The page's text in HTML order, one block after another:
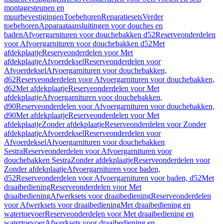
montagesteunen en
muurbevestigingenToebehorenReparatiesetsVerder
toebehorenApparaataansluitingen voor douches en
badenAfvoergarnituren voor douchebakken d52Reserveonderdelen
voor Afvoergarnituren voor douchebakken d52Met
afdekplaatjeReserveonderdelen voor Met
afdekplaatjeAfvoerdekselReserveonderdelen voor
AfvoerdekselAfvoergarnituren voor douchebakken,
d62Reserveonderdelen voor Afvoergarnituren voor douchebakken,
d62Met afdekplaatjeReserveonderdelen voor Met
afdekplaatjeAfvoergarnituren voor douchebakken,
d90Reserveonderdelen voor Afvoergarnituren voor douchebakken,
d90Met afdekplaatjeReserveonderdelen voor Met
afdekplaatjeZonder afdekplaatjeReserveonderdelen voor Zonder
afdekplaatjeAfvoerdekselReserveonderdelen voor
AfvoerdekselAfvoergarnituren voor douchebakken
SestraReserveonderdelen voor Afvoergarnituren voor
douchebakken SestraZonder afdekplaatjeReserveonderdelen voor
Zonder afdekplaatjeAfvoergarnituren voor baden,
d52Reserveonderdelen voor Afvoergarnituren voor baden, d52Met
draaibedieningReserveonderdelen voor Met
draaibedieningAfwerksets voor draaibedieningReserveonderdelen
voor Afwerksets voor draaibedieningMet draaibediening en
watertoevoerReserveonderdelen voor Met draaibediening en